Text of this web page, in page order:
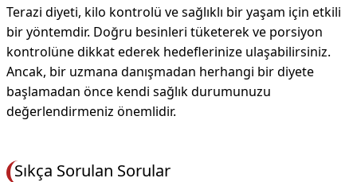
Terazi diyeti, kilo kontrolü ve sağlıklı bir yaşam için etkili
bir yöntemdir. Doğru besinleri tüketerek ve porsiyon
kontrolüne dikkat ederek hedeflerinize ulaşabilirsiniz.
Ancak, bir uzmana danışmadan herhangi bir diyete
başlamadan önce kendi sağlık durumunuzu
değerlendirmeniz önemlidir.
Sıkça Sorulan Sorular